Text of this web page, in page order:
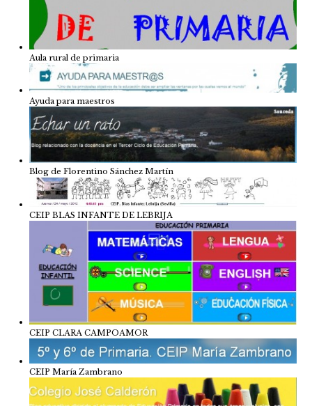
Aula rural de primaria
Ayuda para maestros
Blog de Florentino Sánchez Martín
CEIP BLAS INFANTE DE LEBRIJA
CEIP CLARA CAMPOAMOR
CEIP María Zambrano